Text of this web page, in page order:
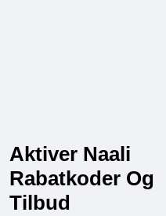
Aktiver Naali
Rabatkoder Og
Tilbud